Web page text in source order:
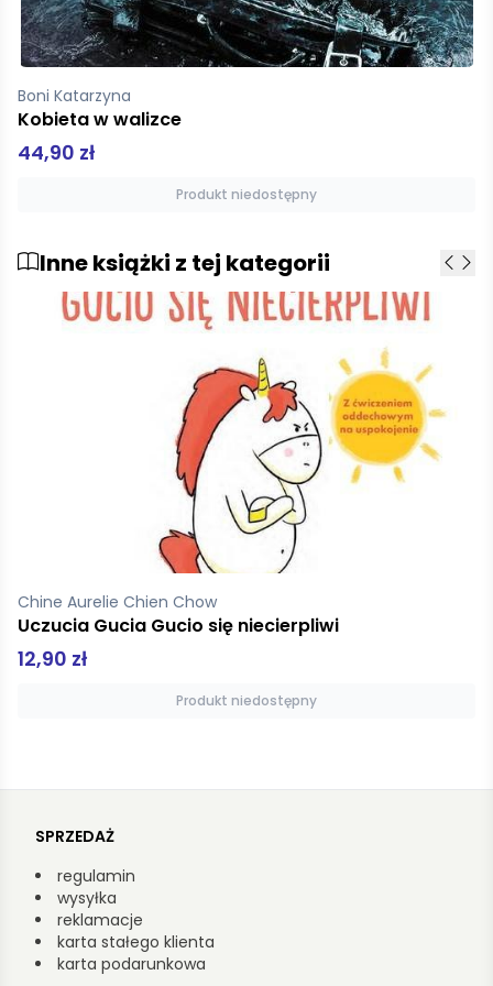
Boni Katarzyna
Ganbare Warsztaty umierania
44,99 zł
Produkt niedostępny
Inne książki z tej kategorii
Bourgeois Paulette
Franklin czyta kolegom
9,99 zł
Produkt niedostępny
SPRZEDAŻ
regulamin
wysyłka
reklamacje
karta stałego klienta
karta podarunkowa